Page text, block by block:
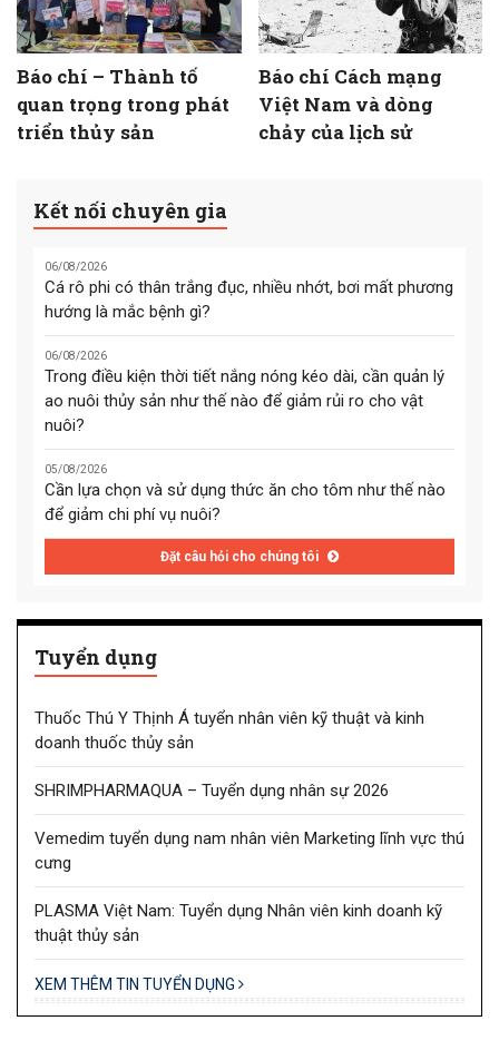
Báo chí – Thành tố
quan trọng trong phát
triển thủy sản
Báo chí Cách mạng
Việt Nam và dòng
chảy của lịch sử
Kết nối chuyên gia
06/08/2026
Cá rô phi có thân trắng đục, nhiều nhớt, bơi mất phương
hướng là mắc bệnh gì?
06/08/2026
Trong điều kiện thời tiết nắng nóng kéo dài, cần quản lý
ao nuôi thủy sản như thế nào để giảm rủi ro cho vật
nuôi?
05/08/2026
Cần lựa chọn và sử dụng thức ăn cho tôm như thế nào
để giảm chi phí vụ nuôi?
Đặt câu hỏi cho chúng tôi
Tuyển dụng
Thuốc Thú Y Thịnh Á tuyển nhân viên kỹ thuật và kinh
doanh thuốc thủy sản
SHRIMPHARMAQUA – Tuyển dụng nhân sự 2026
Vemedim tuyển dụng nam nhân viên Marketing lĩnh vực thú
cưng
PLASMA Việt Nam: Tuyển dụng Nhân viên kinh doanh kỹ
thuật thủy sản
XEM THÊM TIN TUYỂN DỤNG